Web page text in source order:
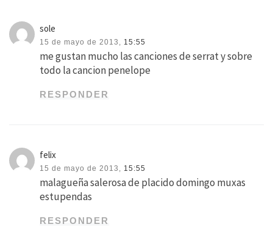
sole
15 de mayo de 2013, 15:55
me gustan mucho las canciones de serrat y sobre
todo la cancion penelope
RESPONDER
felix
15 de mayo de 2013, 15:55
malagueña salerosa de placido domingo muxas
estupendas
RESPONDER